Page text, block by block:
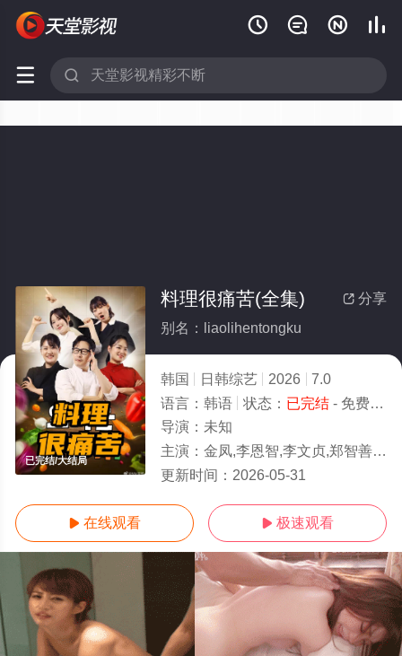
   
 
已完结/大结局
 分享
料理很痛苦(全集)
别名：liaolihentongku
韩国 日韩综艺 2026
7.0
语言： 韩语 状态： 已完结- 免费在线观看
导演： 未知
主演： 金凤,李恩智,李文贞,郑智善,赵瑞亨
更新时间： 2026-05-31
 在线观看  极速观看